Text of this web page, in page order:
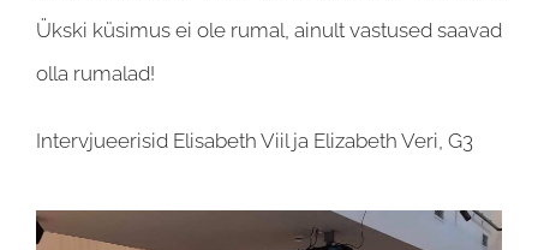
Ükski küsimus ei ole rumal, ainult vastused saavad
olla rumalad!
Intervjueerisid Elisabeth Viil ja Elizabeth Veri, G3